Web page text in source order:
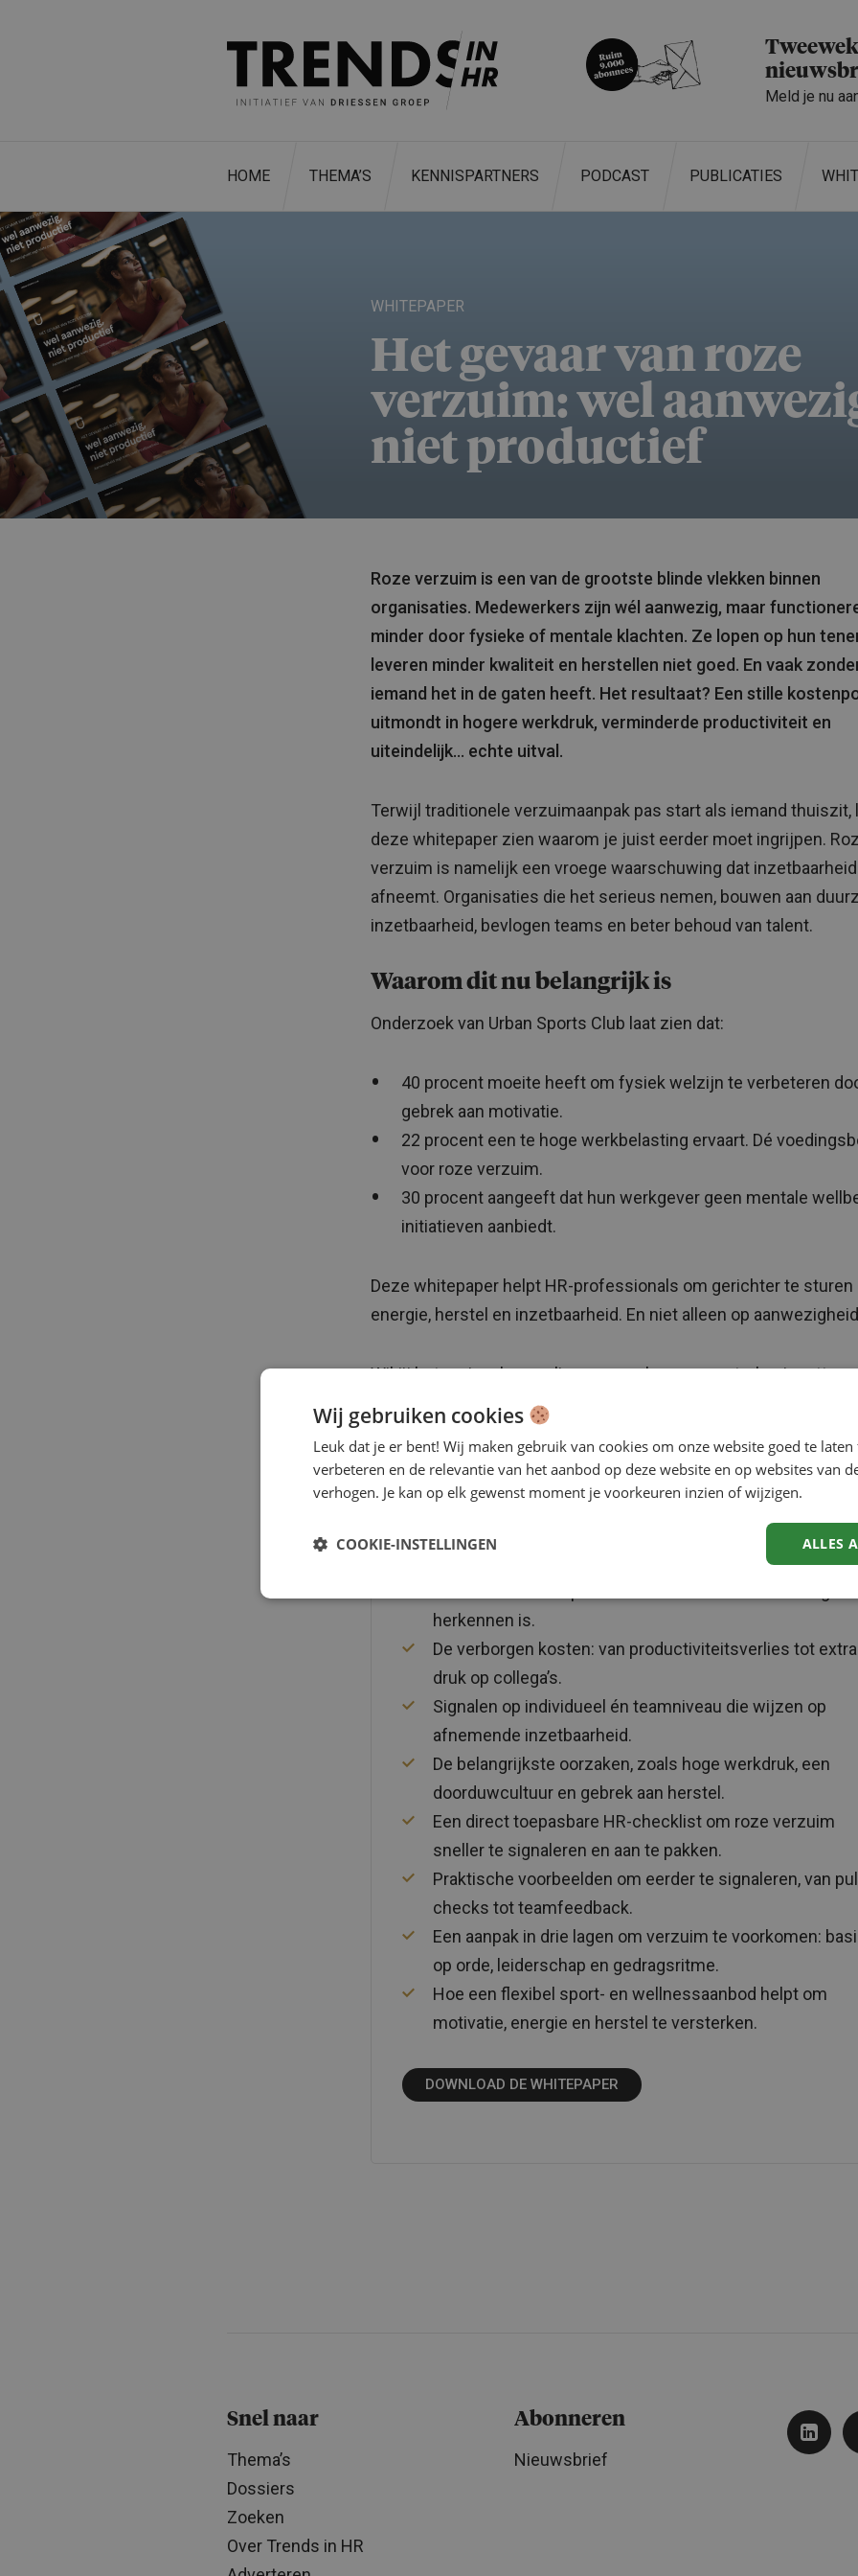
Meld je nu
HOME THEMA’S KENNISPARTNERS PODCAST PUBLICATIES
WHITEPAPER
Het gevaar van roze
verzuim: wel
niet productief
Roze verzuim is een van de grootste blinde vlekken binnen
organisaties. Medewerkers zijn wél aanwezig, maar
minder door fysieke of mentale klachten. Ze lopen op hun
leveren minder kwaliteit en herstellen niet goed. En vaak
iemand het in de gaten heeft. Het resultaat? Een stille
uitmondt in hogere werkdruk, verminderde productiviteit en
uiteindelijk… echte uitval.
Terwijl traditionele verzuimaanpak pas start als iemand thuiszit,
deze whitepaper zien waarom je juist eerder moet ingrijpen.
verzuim is namelijk een vroege waarschuwing dat inzetbaarheid
afneemt. Organisaties die het serieus nemen, bouwen aan
inzetbaarheid, bevlogen teams en beter behoud van talent.
Waarom dit nu belangrijk is
Onderzoek van Urban Sports Club laat zien dat:
40 procent moeite heeft om fysiek welzijn te verbeteren
gebrek aan motivatie.
22 procent een te hoge werkbelasting ervaart. Dé
voor roze verzuim.
30 procent aangeeft dat hun werkgever geen mentale
initiatieven aanbiedt.
Deze whitepaper helpt HR-professionals om gerichter te sturen
energie, herstel en inzetbaarheid. En niet alleen op
Wil jij beter signaleren, slimmer voorkomen en sterker inzetten
duurzame inzetbaarheid?
Download gratis
herkennen is.
De verborgen kosten: van productiviteitsverlies tot extra
druk op collega’s.
Signalen op individueel én teamniveau die wijzen op
afnemende inzetbaarheid.
De belangrijkste oorzaken, zoals hoge werkdruk, een
doorduwcultuur en gebrek aan herstel.
Een direct toepasbare HR-checklist om roze verzuim
sneller te signaleren en aan te pakken.
Praktische voorbeelden om eerder te signaleren, van
checks tot teamfeedback.
Een aanpak in drie lagen om verzuim te voorkomen:
op orde, leiderschap en gedragsritme.
Hoe een flexibel sport- en wellnessaanbod helpt om
motivatie, energie en herstel te versterken.
DOWNLOAD DE WHITEPAPER
Snel naar
Thema’s
Dossiers
Zoeken
Over Trends in HR
Abonneren
Nieuwsbrief
Wij gebruiken cookies
Leuk dat je er bent! Wij maken gebruik van cookies om onze website goed te
verbeteren en de relevantie van het aanbod op deze website en op websites van
verhogen. Je kan op elk gewenst moment je voorkeuren inzien of wijzigen.
ALLES
COOKIE-INSTELLINGEN